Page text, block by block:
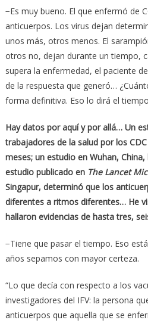
−Es muy bueno. El que enfermó de
anticuerpos. Los virus dejan
unos más, otros menos. El
otros no, dejan durante un tiempo,
supera la enfermedad, el paciente
de la respuesta que generó…
forma definitiva. Eso lo dirá el
Hay datos por aquí y por allá… Un
trabajadores de la salud por los
meses; un estudio en Wuhan,
estudio publicado en The Lancet
Singapur, determinó que los
diferentes a ritmos diferentes… He
hallaron evidencias de hasta tres,
−Tiene que pasar el tiempo. Eso
años sepamos con mayor certeza.
“Lo que decía con respecto a los
investigadores del IFV: la persona
anticuerpos que aquella que se